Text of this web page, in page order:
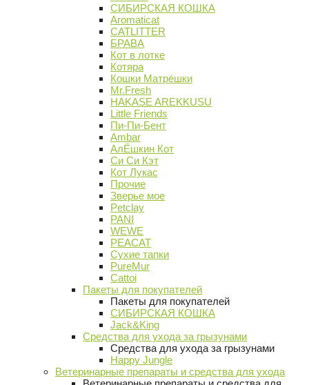
СИБИРСКАЯ КОШКА
Aromaticat
CATLITTER
БРАВА
Кот в лотке
Котяра
Кошки Матрёшки
Mr.Fresh
HAKASE AREKKUSU
Little Friends
Пи-Пи-Бент
Ambar
АлЁшкин Кот
Си Си Кэт
Кот Лукас
Прочие
Зверье мое
Petclay
PANI
WEWE
PEACAT
Сухие тапки
PureMur
Cattoi
Пакеты для покупателей
Пакеты для покупателей
СИБИРСКАЯ КОШКА
Jack&King
Средства для ухода за грызунами
Средства для ухода за грызунами
Happy Jungle
Ветеринарные препараты и средства для ухода